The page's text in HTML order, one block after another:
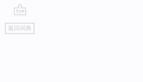
go
top
返回词典